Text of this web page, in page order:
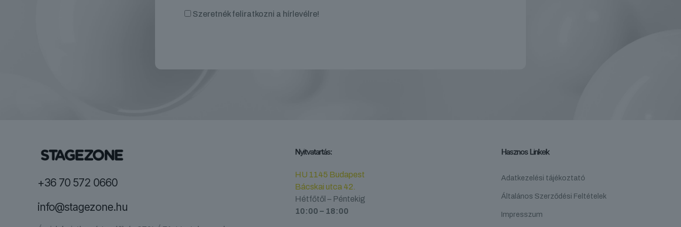
Szeretnék feliratkozni a hírlevélre!
+36 70 572 0660
info@stagezone.hu
Nyitvatartás:
HU 1145 Budapest
Bácskai utca 42.
Hétfőtől – Péntekig
10:00 – 18:00
Hasznos Linkek
Adatkezelési tájékoztató
Általános Szerződési Feltételek
Impresszum